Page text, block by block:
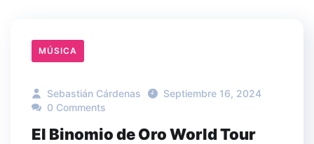
MÚSICA
Sebastián Cárdenas
Septiembre 16, 2024
0 Comments
El Binomio de Oro World Tour